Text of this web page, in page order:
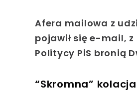
Afera mailowa z
pojawił się e-mail, z
Politycy PiS bronią
“Skromna”